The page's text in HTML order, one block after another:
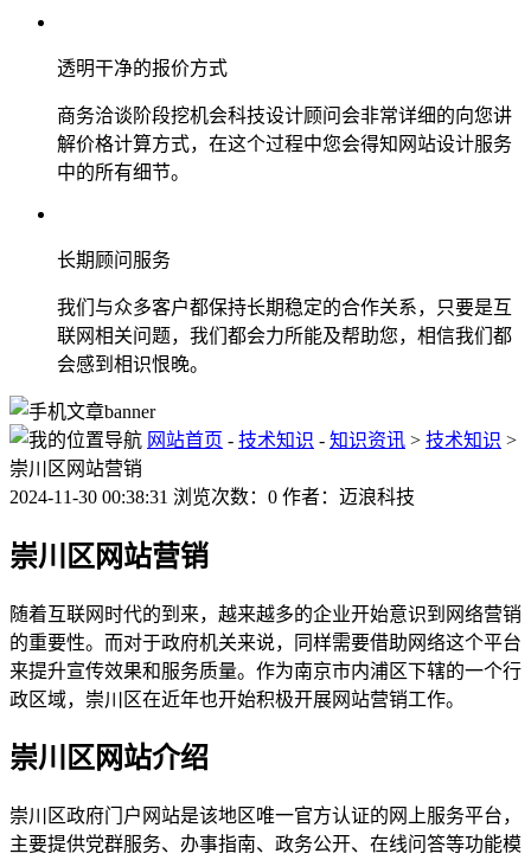
透明干净的报价方式
商务洽谈阶段挖机会科技设计顾问会非常详细的向您讲
解价格计算方式，在这个过程中您会得知网站设计服务
中的所有细节。
长期顾问服务
我们与众多客户都保持长期稳定的合作关系，只要是互
联网相关问题，我们都会力所能及帮助您，相信我们都
会感到相识恨晚。
网站首页 - 技术知识 - 知识资讯 > 技术知识 >
崇川区网站营销
2024-11-30 00:38:31 浏览次数：0 作者：迈浪科技
崇川区网站营销
随着互联网时代的到来，越来越多的企业开始意识到网络营销
的重要性。而对于政府机关来说，同样需要借助网络这个平台
来提升宣传效果和服务质量。作为南京市内浦区下辖的一个行
政区域，崇川区在近年也开始积极开展网站营销工作。
崇川区网站介绍
崇川区政府门户网站是该地区唯一官方认证的网上服务平台，
主要提供党群服务、办事指南、政务公开、在线问答等功能模